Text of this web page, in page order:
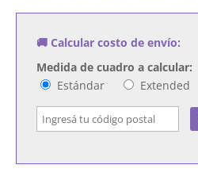
Maschine
🚚 Calcular costo de envío:
Medida de cuadro a calcular:
Estándar
Extended